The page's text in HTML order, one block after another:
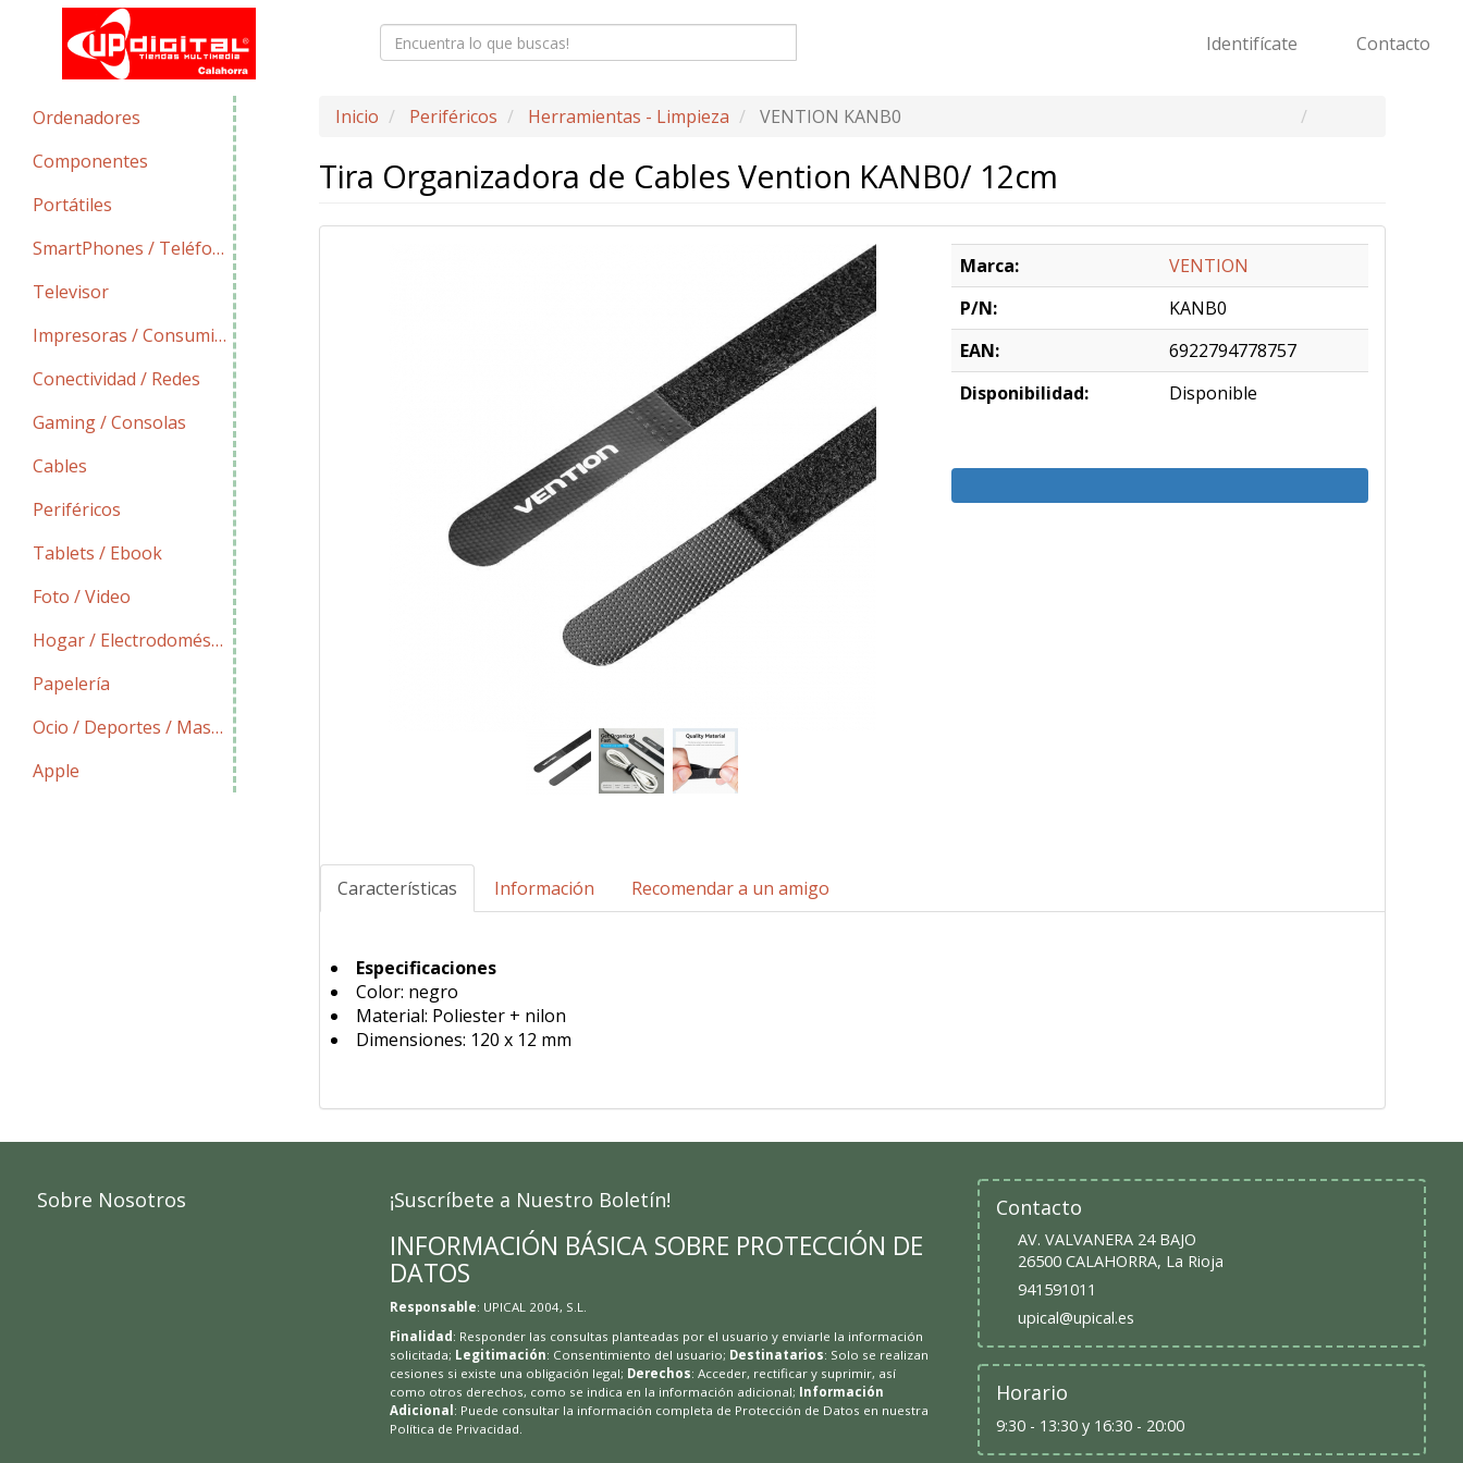
Identifícate Contacto
Ordenadores
Componentes
Portátiles
SmartPhones / Teléfonos
Televisor
Impresoras / Consumibles
Conectividad / Redes
Gaming / Consolas
Cables
Periféricos
Tablets / Ebook
Foto / Video
Hogar / Electrodomésticos
Papelería
Ocio / Deportes / Mascotas
Apple
Inicio Periféricos Herramientas - Limpieza VENTION KANB0
Tira Organizadora de Cables Vention KANB0/ 12cm
Marca:
VENTION
P/N:
KANB0
EAN:
6922794778757
Disponibilidad:
Disponible
Características Información Recomendar a un amigo
Especificaciones
Color: negro
Material: Poliester + nilon
Dimensiones: 120 x 12 mm
Sobre Nosotros ¡Suscríbete a Nuestro Boletín!
INFORMACIÓN BÁSICA SOBRE PROTECCIÓN DE
DATOS
Responsable: UPICAL 2004, S.L.
Finalidad : Responder las consultas planteadas por el usuario y enviarle la información
solicitada; Legitimación: Consentimiento del usuario; Destinatarios: Solo se realizan
cesiones si existe una obligación legal; Derechos: Acceder, rectificar y suprimir, así
como otros derechos, como se indica en la información adicional; Información
Adicional : Puede consultar la información completa de Protección de Datos en nuestra
Política de Privacidad.
Contacto
AV. VALVANERA 24 BAJO
26500 CALAHORRA, La Rioja
941591011
upical@upical.es
Horario
9:30 - 13:30 y 16:30 - 20:00